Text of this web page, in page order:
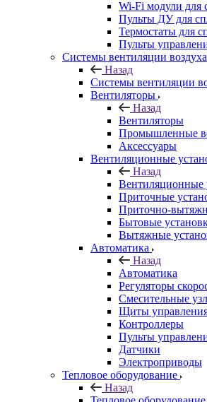
Wi-Fi модули для
Пульты ДУ для
Термостаты для
Пульты
Системы вентиляции воздуха
Назад
Системы вентиляции
Вентиляторы
Назад
Вентиляторы
Промышленные
Аксессуары
Вентиляционные
Назад
Вентиляционные
Приточные
Приточно-
Бытовые
Вытяжные
Автоматика
Назад
Автоматика
Регуляторы
Смесительные
Щиты
Контроллеры
Пульты
Датчики
Электроприводы
Тепловое оборудование
Назад